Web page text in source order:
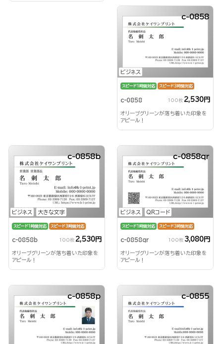
ビジネス
c-0858
スピード1時間対応 スピード3時間対応
c-0858 100枚 2,530円
オリーブグリーンが落ち着いた印象を
アピール！
ビジネス 大きな文字
c-0858b
スピード1時間対応 スピード3時間対応
c-0858b 100枚 2,530円
オリーブグリーンが落ち着いた印象を
アピール！
ビジネス QRコード
c-0858qr
スピード1時間対応 スピード3時間対応
c-0858qr 100枚 3,080円
オリーブグリーンが落ち着いた印象を
アピール！
c-0858p c-0855